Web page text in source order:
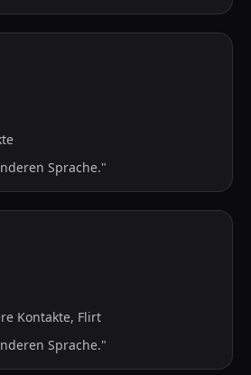
Sprache."
Kontakte, Flirt
Sprache."